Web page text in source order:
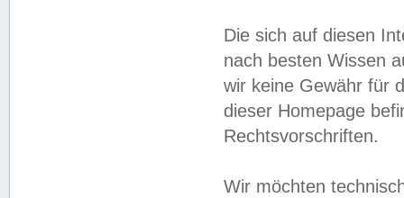
Die sich auf diesen
nach besten Wissen
wir keine Gewähr für
dieser Homepage
Rechtsvorschriften.
Wir möchten